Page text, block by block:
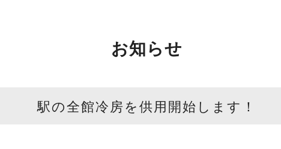
お知らせ
駅の全館冷房を供用開始します！